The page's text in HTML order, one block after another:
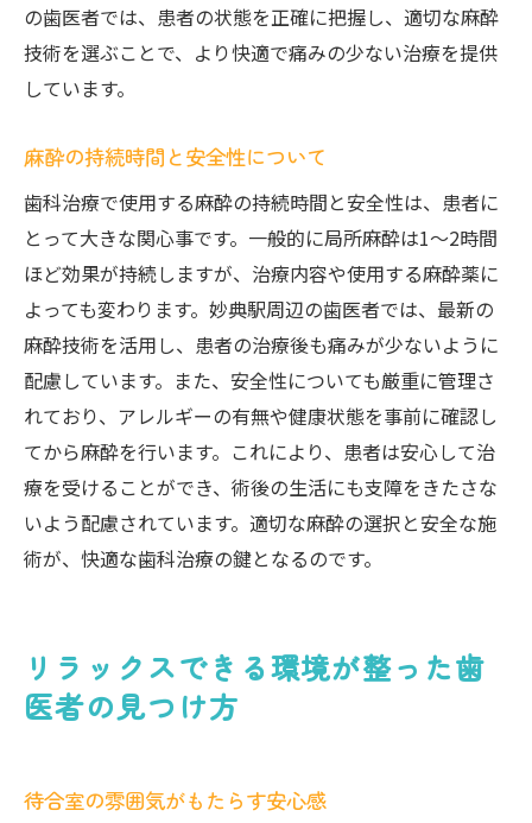
の歯医者では、患者の状態を正確に把握し、適切な麻酔
技術を選ぶことで、より快適で痛みの少ない治療を提供
しています。
麻酔の持続時間と安全性について
歯科治療で使用する麻酔の持続時間と安全性は、患者に
とって大きな関心事です。一般的に局所麻酔は1〜2時間
ほど効果が持続しますが、治療内容や使用する麻酔薬に
よっても変わります。妙典駅周辺の歯医者では、最新の
麻酔技術を活用し、患者の治療後も痛みが少ないように
配慮しています。また、安全性についても厳重に管理さ
れており、アレルギーの有無や健康状態を事前に確認し
てから麻酔を行います。これにより、患者は安心して治
療を受けることができ、術後の生活にも支障をきたさな
いよう配慮されています。適切な麻酔の選択と安全な施
術が、快適な歯科治療の鍵となるのです。
リラックスできる環境が整った歯
医者の見つけ方
待合室の雰囲気がもたらす安心感